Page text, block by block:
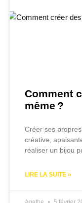
Comment
même ?
Créer ses
créative,
réaliser un bijou
LIRE LA SUITE »